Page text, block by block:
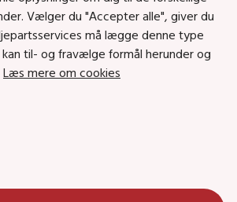
nyheder som RSS feed
Boligstyrelsen • Tlf.: 72 42 37 00 •
Vælger du "Accepter alle", giver du
må lægge denne type
kan til- og fravælge formål herunder og
Læs mere om cookies